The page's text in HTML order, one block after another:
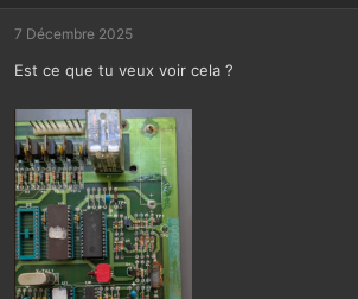
7 Décembre 2025
Est ce que tu veux voir cela ?